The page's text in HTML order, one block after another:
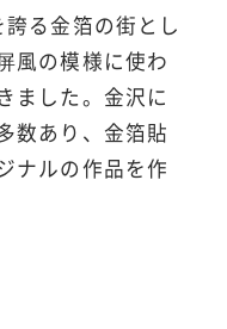
る金箔の街とし
風の模様に使わ
ました。金沢に
数あり、金箔貼
ナルの作品を作